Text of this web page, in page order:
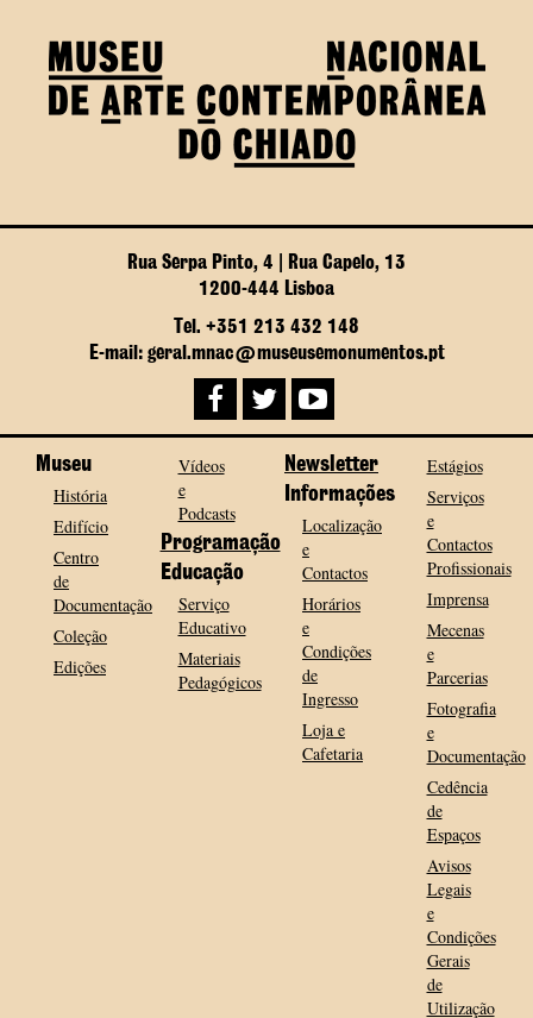
Rua Serpa Pinto, 4 | Rua Capelo, 13
1200-444 Lisboa
Tel. +351 213 432 148
E-mail: geral.mnac@museusemonumentos.pt
Museu
História
Edifício
Centro
de
Documentação
Coleção
Edições
Vídeos
e
Podcasts
Programação
Educação
Serviço
Educativo
Materiais
Pedagógicos
Newsletter
Informações
Localização
e
Contactos
Horários
e
Condições
de
Ingresso
Loja e
Cafetaria
Estágios
Serviços
e
Contactos
Profissionais
Imprensa
Mecenas
e
Parcerias
Fotografia
e
Documentação
Cedência
de
Espaços
Avisos
Legais
e
Condições
Gerais
de
Utilização